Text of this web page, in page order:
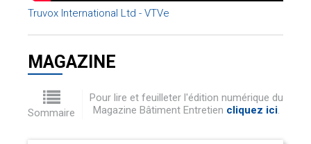
Truvox International Ltd - VTVe
MAGAZINE
Sommaire
Pour lire et feuilleter l'édition numérique du
Magazine Bâtiment Entretien cliquez ici.